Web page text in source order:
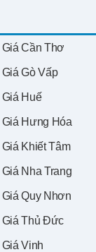
Cần Thơ
Gò Vấp
Huế
Hưng Hóa
Khiết Tâm
Nha Trang
Quy Nhơn
Giá Thủ Đức
Vinh